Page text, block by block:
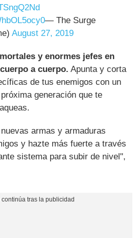
— The Surge
August 27, 2019
y enormes jefes en
a cuerpo. Apunta y corta
de tus enemigos con un
generación que te
armas y armaduras
y hazte más fuerte a través
sistema para subir de nivel",